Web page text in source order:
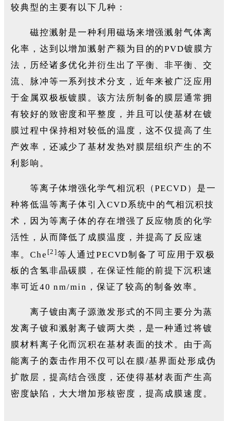
较典型的主要有以下几种：
磁控溅射是一种利用磁场来增强溅射气体离
化率，达到以增加溅射产额为目的的PVD镀膜方
法，历经诸多优化并衍生出了平衡、非平衡、交
流、脉冲等一系列技术分支，近年来被广泛应用
于金属双极板镀膜。该方法所制备的膜层通常拥
有较好的致密度和平整度，并且可以使基材在镀
膜过程中保持相对较低的温度，这不仅提高了生
产效率，还减少了基材发热对膜层组织产生的不
利影响。
等离子体增强化学气相沉积（PECVD）是一
种将低温等离子体引入CVD系统中的气相沉积技
术，因为等离子体的存在增强了反应物质的化学
活性，从而降低了成膜温度，并提高了反应速
率。Che [2]等人通过PECVD制备了可应用于双极
板的含氢非晶碳膜，在保证性能的前提下沉积速
率可近40 nm/min，保证了较高的制备效率。
离子镀由离子源激发形式的不同主要分为蒸
发离子镀和溅射离子镀两大类，是一种通过将镀
膜材料离子化而沉积在基材表面的技术。由于高
能离子的轰击作用不仅可以在膜/基界面处形成伪
扩散层，提高结合强度，还使得基材表面产生高
密度缺陷，大大增加形核密度，提高成膜速度。